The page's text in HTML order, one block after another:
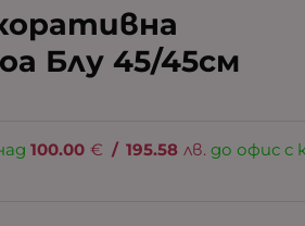
Блу 45/45см
100.00 € / 195.58 лв. до офис с